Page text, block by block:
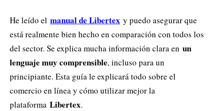
He leído el manual de Libertex y puedo asegurar que
está realmente bien hecho en comparación con todos los
del sector. Se explica mucha información clara en un
lenguaje muy comprensible, incluso para un
principiante. Esta guía le explicará todo sobre el
comercio en línea y cómo utilizar mejor la
plataforma Libertex.